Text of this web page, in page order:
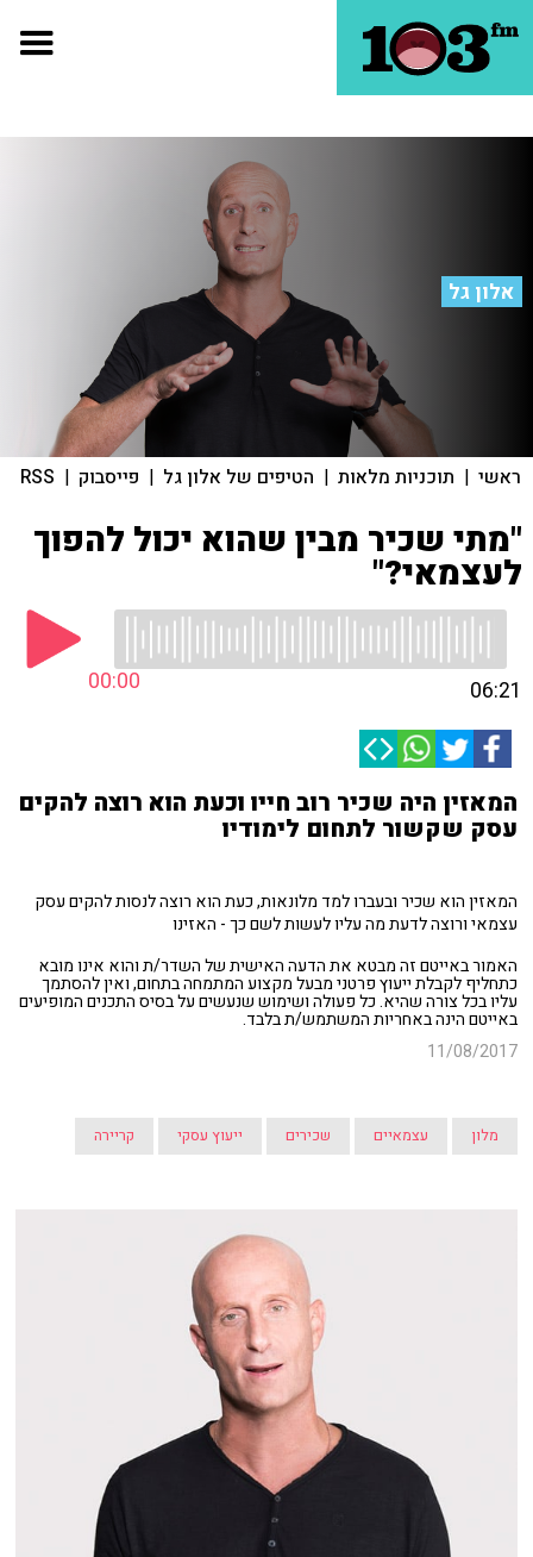
אלון גל
ראשי | תוכניות מלאות | הטיפים של אלון גל | פייסבוק |
RSS
"מתי שכיר מבין שהוא יכול להפוך
לעצמאי?"
00:00 06:21
המאזין היה שכיר רוב חייו וכעת הוא רוצה להקים
עסק שקשור לתחום לימודיו
המאזין הוא שכיר ובעברו למד מלונאות, כעת הוא רוצה לנסות להקים עסק
עצמאי ורוצה לדעת מה עליו לעשות לשם כך - האזינו
האמור באייטם זה מבטא את הדעה האישית של השדר/ת והוא אינו מובא
כתחליף לקבלת ייעוץ פרטני מבעל מקצוע המתמחה בתחום, ואין להסתמך
עליו בכל צורה שהיא. כל פעולה ושימוש שנעשים על בסיס התכנים המופיעים
באייטם הינה באחריות המשתמש/ת בלבד.
11/08/2017
מלון עצמאיים שכירים ייעוץ עסקי קריירה